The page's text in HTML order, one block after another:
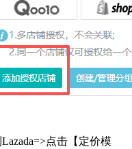
Lazada=>点击【定价模